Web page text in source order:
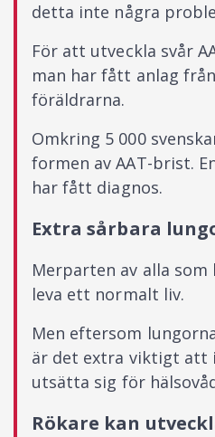
detta inte några
För att utveckla svår
man har fått anlag
föräldrarna.
Omkring 5 000
formen av AAT-brist.
har fått diagnos.
Extra sårbara
Merparten av alla som
leva ett normalt liv.
Men eftersom
är det extra viktigt att
utsätta sig för
Rökare kan